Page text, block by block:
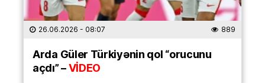
26.06.2026 - 08:07 889
Arda Güler Türkiyənin qol “orucunu
açdı” –VİDEO